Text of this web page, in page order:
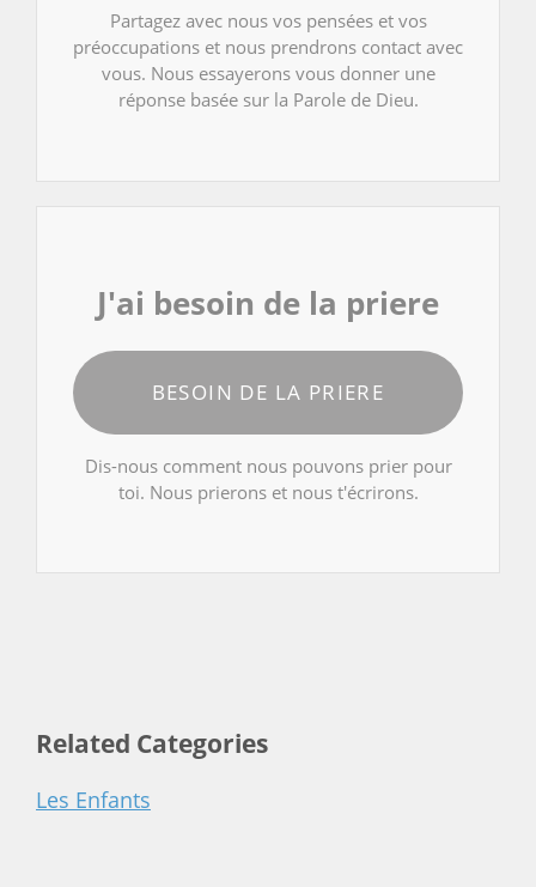
Partagez avec nous vos pensées et vos
préoccupations et nous prendrons contact avec
vous. Nous essayerons vous donner une
réponse basée sur la Parole de Dieu.
J'ai besoin de la priere
BESOIN DE LA PRIERE
Dis-nous comment nous pouvons prier pour
toi. Nous prierons et nous t'écrirons.
Related Categories
Les Enfants